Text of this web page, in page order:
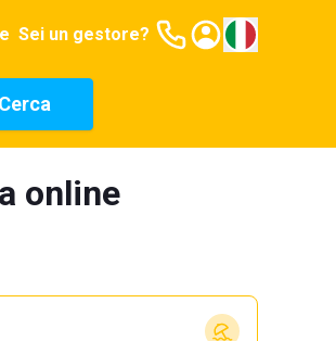
Sei un gestore?
Cerca
online